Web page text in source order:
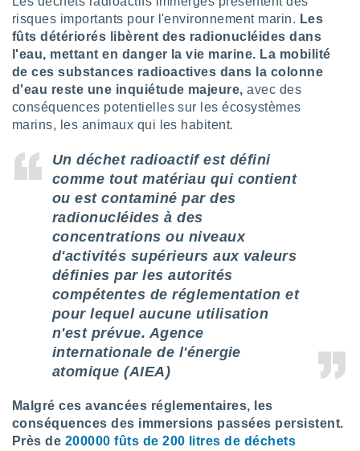
risques importants pour l'environnement marin. Les
fûts détériorés libèrent des radionucléides dans
l'eau, mettant en danger la vie marine. La mobilité
de ces substances radioactives dans la colonne
d'eau reste une inquiétude majeure, avec des
conséquences potentielles sur les écosystèmes
marins, les animaux qui les habitent.
Un déchet radioactif est défini
comme tout matériau qui contient
ou est contaminé par des
radionucléides à des
concentrations ou niveaux
d'activités supérieurs aux valeurs
définies par les autorités
compétentes de réglementation et
pour lequel aucune utilisation
n'est prévue. Agence
internationale de l'énergie
atomique (AIEA)
Malgré ces avancées réglementaires, les
conséquences des immersions passées persistent.
Près de 200000 fûts de 200 litres de déchets